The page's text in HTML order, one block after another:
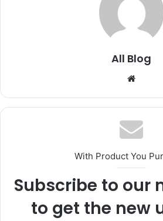
All Blog
Website
With Product You
Subscribe to our
to get the new